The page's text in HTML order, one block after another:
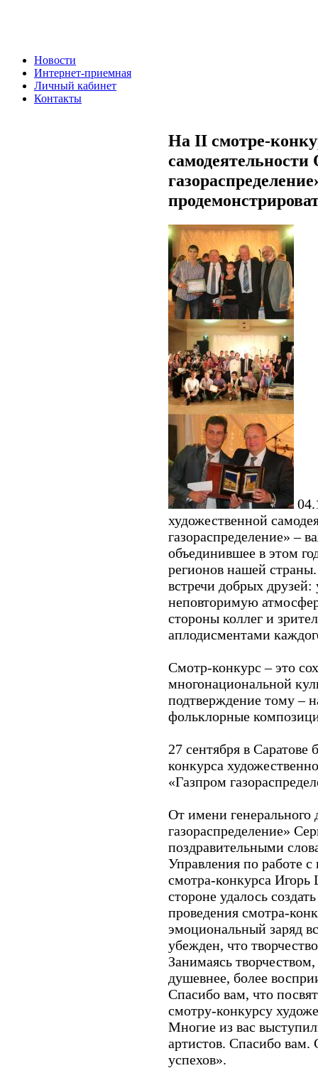
Новости
Интернет-приемная
Личный кабинет
Контакты
На II смотре-
художественной
газораспределение» –
объединившее в этом
регионов нашей
встречи добрых друзей:
неповторимую
стороны коллег и
аплодисментами
Смотр-конкурс – это
многонациональной
подтверждение тому –
фольклорные
27 сентября в
конкурса
«Газпром
От имени
газораспределение»
поздравительными
Управления по работе
смотра-конкурса
стороне удалось
проведения смотра-
эмоциональный заряд
убежден, что
Занимаясь
душевнее, более
Спасибо вам, что
смотру-конкурсу
Многие из вас
артистов. Спасибо вам.
успехов».